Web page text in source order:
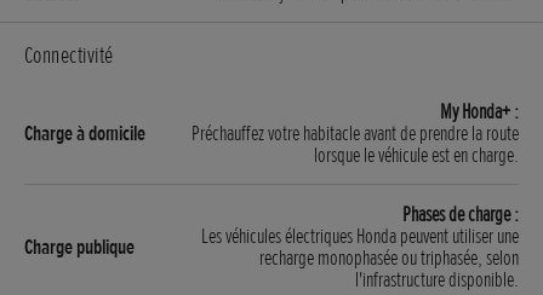
Connectivité
My Honda+ :
Préchauffez votre habitacle avant de prendre la route
lorsque le véhicule est en charge.
Phases de charge :
Les véhicules électriques Honda peuvent utiliser une
recharge monophasée ou triphasée, selon
l'infrastructure disponible.